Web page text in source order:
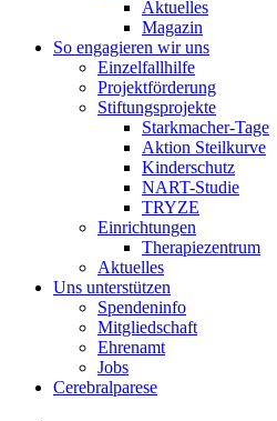
Aktuelles
Magazin
So engagieren wir uns
Einzelfallhilfe
Projektförderung
Stiftungsprojekte
Starkmacher-Tage
Aktion Steilkurve
Kinderschutz
NART-Studie
TRYZE
Einrichtungen
Therapiezentrum
Aktuelles
Uns unterstützen
Spendeninfo
Mitgliedschaft
Ehrenamt
Jobs
Cerebralparese